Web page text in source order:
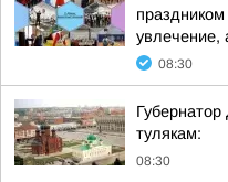
праздником
увлечение,
08:30
тулякам:
08:30